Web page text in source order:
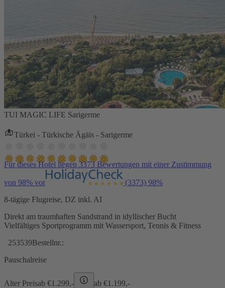
TUI MAGIC LIFE Sarigerme
Türkei - Türkische Ägäis - Sarigerme
Für dieses Hotel liegen 3373 Bewertungen mit einer Zustimmung
von 98% vor (3373) 98%
8-tägige Flugreise, DZ inkl. AI
Direkt am traumhaften Sandstrand in idyllischer Bucht
Vielfältiges Sportprogramm mit Wassersport, Tennis & Fitness
253539Bestellnr.:
Pauschalreise
Alter Preisab €1.299,- ab €1.199,-